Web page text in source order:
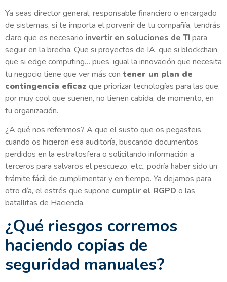
Ya seas director general, responsable financiero o encargado
de sistemas, si te importa el porvenir de tu compañía, tendrás
claro que es necesario invertir en soluciones de TI para
seguir en la brecha. Que si proyectos de IA, que si blockchain,
que si edge computing… pues, igual la innovación que necesita
tu negocio tiene que ver más con tener un plan de
contingencia eficaz que priorizar tecnologías para las que,
por muy cool que suenen, no tienen cabida, de momento, en
tu organización.
¿A qué nos referimos? A que el susto que os pegasteis
cuando os hicieron esa auditoría, buscando documentos
perdidos en la estratosfera o solicitando información a
terceros para salvaros el pescuezo, etc., podría haber sido un
trámite fácil de cumplimentar y en tiempo. Ya dejamos para
otro día, el estrés que supone cumplir el RGPD o las
batallitas de Hacienda.
¿Qué riesgos corremos
haciendo copias de
seguridad manuales?